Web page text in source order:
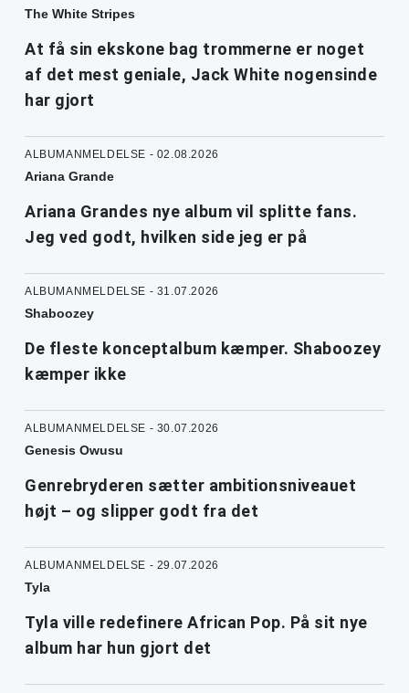
The White Stripes
At få sin ekskone bag trommerne er noget
af det mest geniale, Jack White nogensinde
har gjort
ALBUMANMELDELSE - 02.08.2026
Ariana Grande
Ariana Grandes nye album vil splitte fans.
Jeg ved godt, hvilken side jeg er på
ALBUMANMELDELSE - 31.07.2026
Shaboozey
De fleste konceptalbum kæmper. Shaboozey
kæmper ikke
ALBUMANMELDELSE - 30.07.2026
Genesis Owusu
Genrebryderen sætter ambitionsniveauet
højt – og slipper godt fra det
ALBUMANMELDELSE - 29.07.2026
Tyla
Tyla ville redefinere African Pop. På sit nye
album har hun gjort det